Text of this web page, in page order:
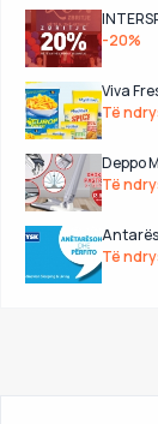
-20%
Viva
Të
Deppo
Të
Të